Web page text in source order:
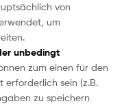
von
um
unbedingt
zum einen für den
erforderlich sein (z.B.
zu speichern